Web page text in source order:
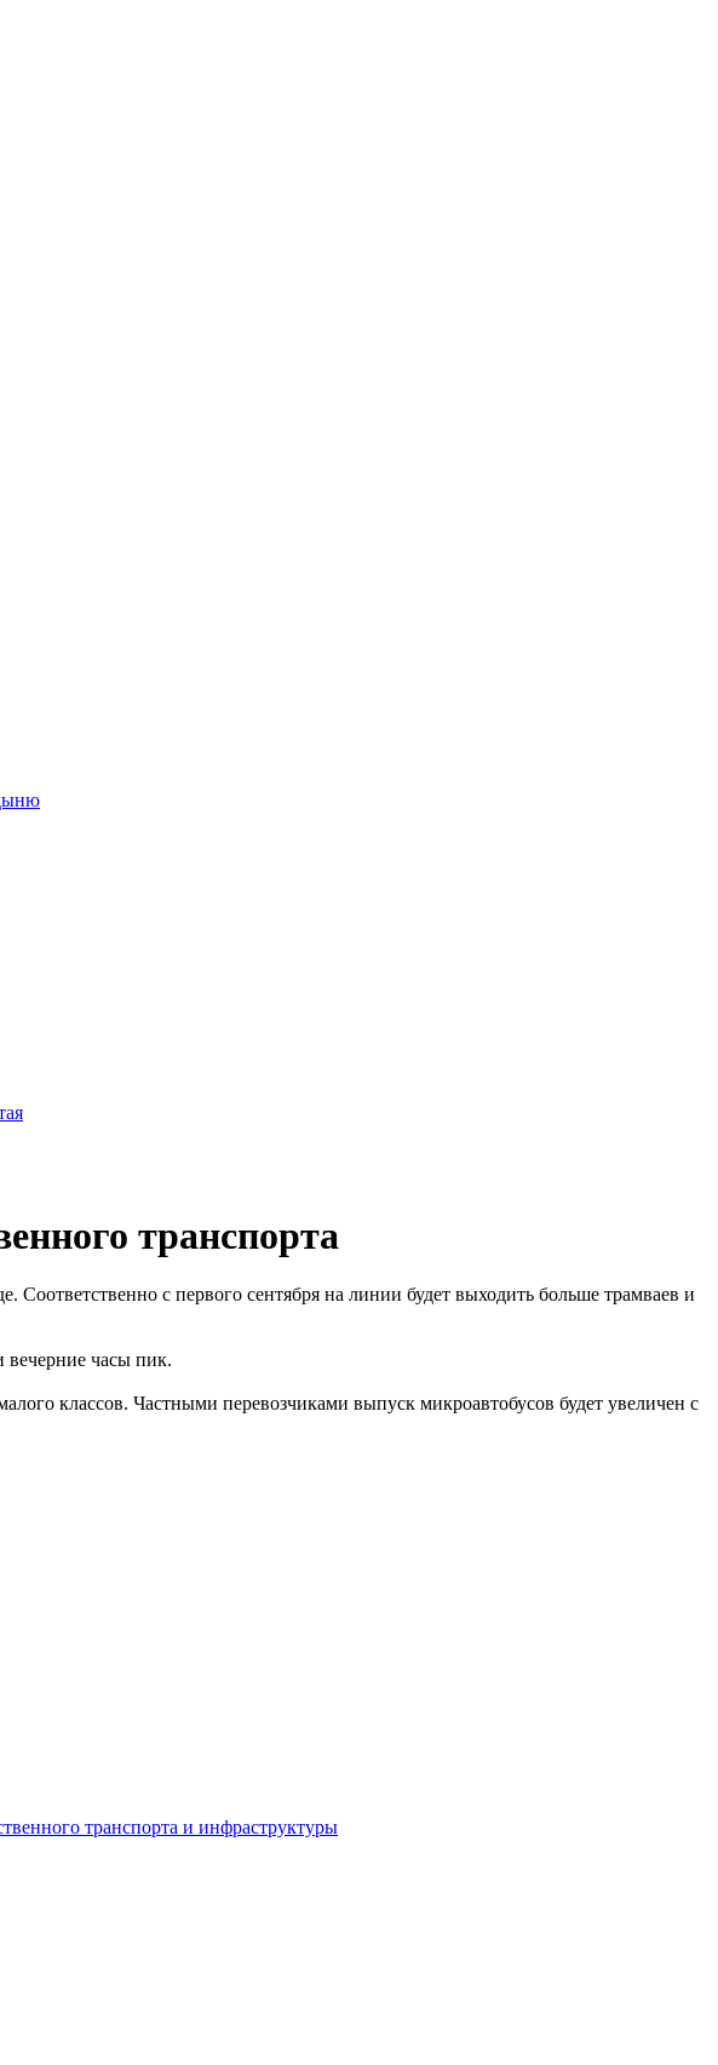
транспорта
Соответственно с первого сентября на линии будет выходить больше трамваев и
вечерние часы пик.
классов. Частными перевозчиками выпуск микроавтобусов будет увеличен с
транспорта и инфраструктуры